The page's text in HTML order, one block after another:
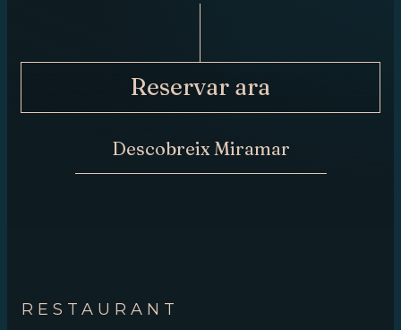
RESERVAR
Reservar ara
Descobreix Miramar
RESTAURANT